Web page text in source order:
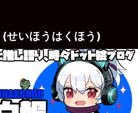
(せいほうはくほう)